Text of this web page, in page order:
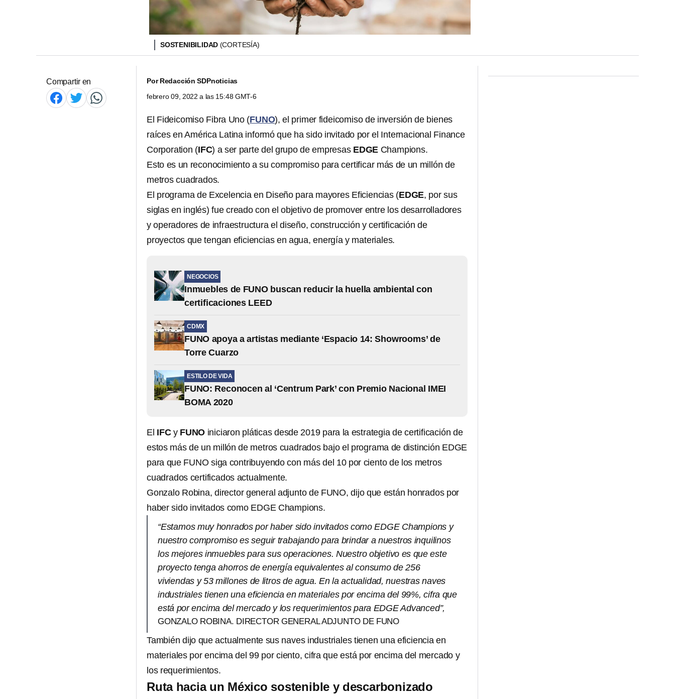
SOSTENIBILIDAD (CORTESÍA)
Compartir en PorRedacción SDPnoticias
febrero 09, 2022 a las 15:48 GMT-6
El Fideicomiso Fibra Uno (FUNO), el primer fideicomiso de inversión de bienes
raíces en América Latina informó que ha sido invitado por el Internacional Finance
Corporation (IFC) a ser parte del grupo de empresas EDGE Champions.
Esto es un reconocimiento a su compromiso para certificar más de un millón de
metros cuadrados.
El programa de Excelencia en Diseño para mayores Eficiencias (EDGE, por sus
siglas en inglés) fue creado con el objetivo de promover entre los desarrolladores
y operadores de infraestructura el diseño, construcción y certificación de
proyectos que tengan eficiencias en agua, energía y materiales.
NEGOCIOS
Inmuebles de FUNO buscan reducir la huella ambiental con
certificaciones LEED
CDMX
FUNO apoya a artistas mediante ‘Espacio 14: Showrooms’ de
Torre Cuarzo
ESTILO DE VIDA
FUNO: Reconocen al ‘Centrum Park’ con Premio Nacional IMEI
BOMA 2020
El IFCy FUNO iniciaron pláticas desde 2019 para la estrategia de certificación de
estos más de un millón de metros cuadrados bajo el programa de distinción EDGE
para que FUNO siga contribuyendo con más del 10 por ciento de los metros
cuadrados certificados actualmente.
Gonzalo Robina, director general adjunto de FUNO, dijo que están honrados por
haber sido invitados como EDGE Champions.
“Estamos muy honrados por haber sido invitados como EDGE Champions y
nuestro compromiso es seguir trabajando para brindar a nuestros inquilinos
los mejores inmuebles para sus operaciones. Nuestro objetivo es que este
proyecto tenga ahorros de energía equivalentes al consumo de 256
viviendas y 53 millones de litros de agua. En la actualidad, nuestras naves
industriales tienen una eficiencia en materiales por encima del 99%, cifra que
está por encima del mercado y los requerimientos para EDGE Advanced”,
GONZALO ROBINA. DIRECTOR GENERAL ADJUNTO DE FUNO
También dijo que actualmente sus naves industriales tienen una eficiencia en
materiales por encima del 99 por ciento, cifra que está por encima del mercado y
los requerimientos.
Ruta hacia un México sostenible y descarbonizado